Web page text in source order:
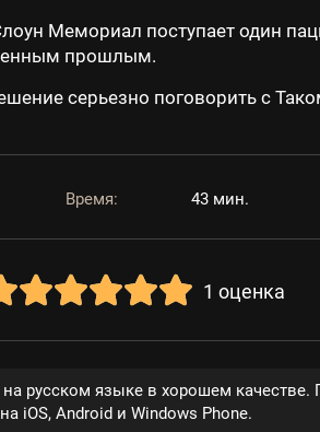
Мемориал поступает один
прошлым.
серьезно поговорить с
Время: 43 мин.
1 оценка
русском языке в хорошем
iOS, Android и Windows Phone.